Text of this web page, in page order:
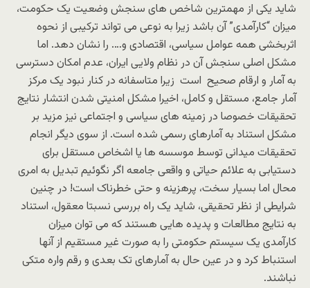
شاید یکى از مهمترین شاخص هاى سنجش وضعیت یک حکومت،
میزان “کارآمدى” آن باشد زیرا به نوعى مى تواند ترکیبى از نحوه
اثربخشى همه عوامل سیاسى، اقتصادى و…. را نشان دهد. اما
مشکل اصلى سنجش آن در نظام ولایى ایران، عدم امکان دسترسى
به آمار و ارقام صحیح است زیرا متاسفانه در کنار نبود یک مرکز
آمار جامع، مستقل و کامل، اخیرا مشکل امنیتى شدن انتشار نتایج
تحقیقات خصوصا در زمینه هاى سیاسى و اجتماعى نیز مزید بر
مشکل استناد به آمارهاى رسمى شده است. از سوى دیگر انجام
تحقیقات میدانى توسط موسسه ها یا اشخاص مستقل براى
دستیابى به علائم حیاتى و واقعى جامعه اگر نگوئیم تبدیل به امرى
محال اما بسیار سخت، پرهزینه و حتى خطرناک است! در چنین
شرایطى از نظر تحقیقى، شاید یک راه بررسى نسبتا معقول، استناد
به نتایج مطالعات و پدیده هایى هستند که مى توان میزان
کارآمدى یک سیستم حکومتى را به صورت غیر مستقیم از آنها
استنباط کرد و در عین حال به آمارهاى تک بعدى و رقم واره متکى
نباشند.